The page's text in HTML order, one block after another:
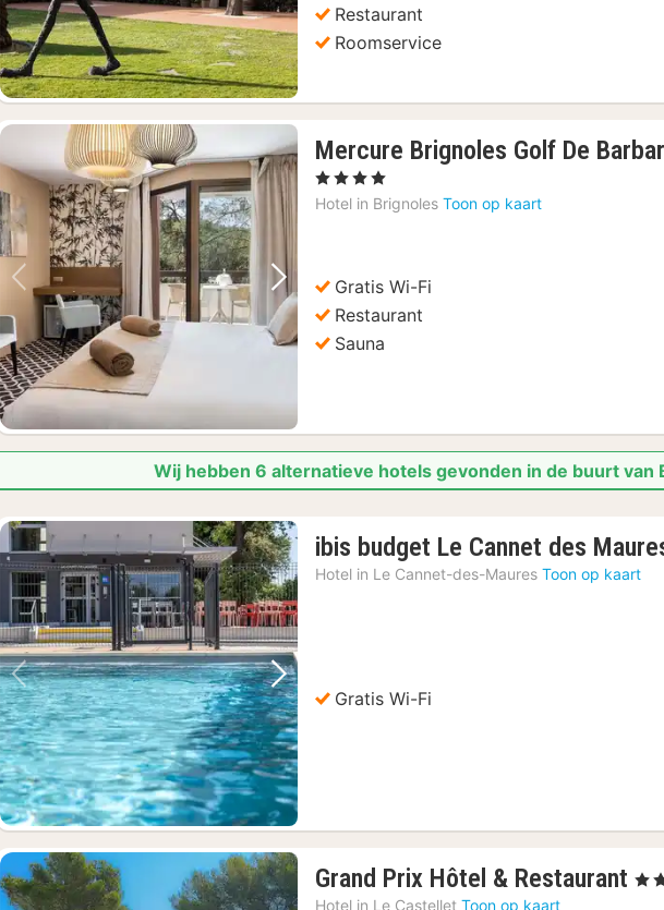
Restaurant
Roomservice
Vorige foto Volgende foto
Mercure Brignoles Golf De
, 4 Sterren
Hotel in Brignoles Toon op kaart
Gratis Wi-Fi
Restaurant
Sauna
Wij hebben 6 alternatieve hotels gevonden in de buurt van
Vorige foto Volgende foto
ibis budget Le Cannet des
Hotel in Le Cannet-des-Maures Toon op kaart
Gratis Wi-Fi
Grand Prix Hôtel & Restaurant 1
, 3
Hotel in Le Castellet Toon op kaart